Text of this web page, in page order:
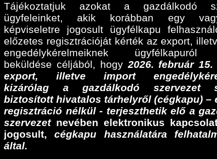
Tájékoztatjuk azokat a gazdálkodó
ügyfeleinket, akik korábban egy
képviseletre jogosult ügyfélkapu
előzetes regisztrációját kérték az export,
engedélykérelmeiknek ügyfélkapuról
beküldése céljából, hogy 2026. február
export, illetve import
kizárólag a gazdálkodó szervezet
biztosított hivatalos tárhelyről (cégkapu) –
regisztráció nélkül - terjeszthetik elő a
szervezet nevében elektronikus
jogosult, cégkapu használatára
által.